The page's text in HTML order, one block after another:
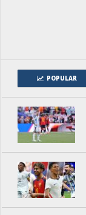
POPULAR